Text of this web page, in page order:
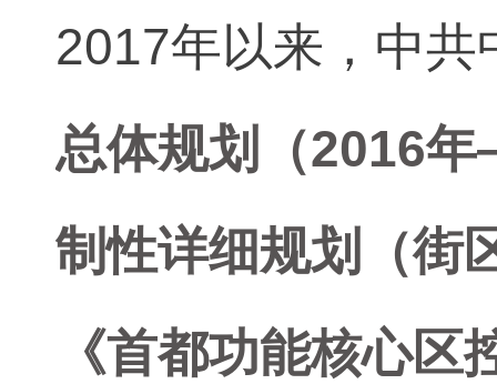
2017年以来，中
总体规划（2016
制性详细规划（街
《首都功能核心